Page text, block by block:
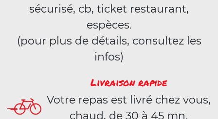
sécurisé, cb, ticket restaurant,
espèces.
(pour plus de détails, consultez les
infos)
Livraison rapide
Votre repas est livré chez vous,
chaud, de 30 à 45 mn.